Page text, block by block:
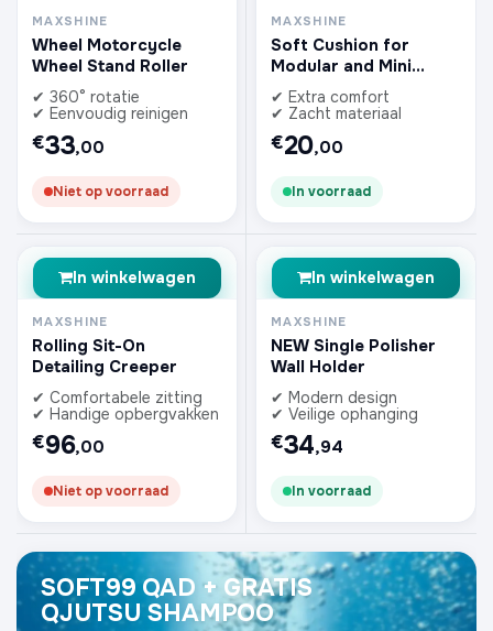
MAXSHINE
Wheel Motorcycle
Wheel Stand Roller
✔ 360° rotatie
✔ Eenvoudig reinigen
€33,00
Niet op voorraad
MAXSHINE
Soft Cushion for
Modular and Mini
Creeper
✔ Extra comfort
✔ Zacht materiaal
€20,00
In voorraad
In winkelwagen
MAXSHINE
Rolling Sit-On
Detailing Creeper
✔ Comfortabele zitting
✔ Handige opbergvakken
€96,00
Niet op voorraad
In winkelwagen
MAXSHINE
NEW Single Polisher
Wall Holder
✔ Modern design
✔ Veilige ophanging
€34,94
In voorraad
SOFT99 QAD + GRATIS
QJUTSU SHAMPOO